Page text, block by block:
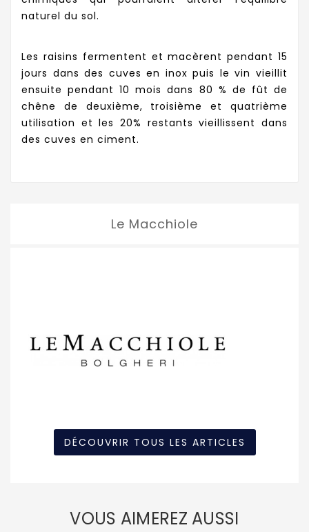
naturel du sol.
Les raisins fermentent et macèrent pendant 15
jours dans des cuves en inox puis le vin vieillit
ensuite pendant 10 mois dans 80 % de fût de
chêne de deuxième, troisième et quatrième
utilisation et les 20% restants vieillissent dans
des cuves en ciment.
Le Macchiole
DÉCOUVRIR TOUS LES ARTICLES
VOUS AIMEREZ AUSSI